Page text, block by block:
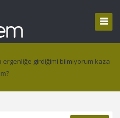
ergenliğe girdiğimi bilmiyorum kaza